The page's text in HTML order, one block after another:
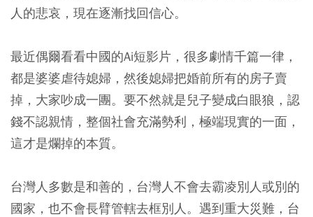
人的悲哀，現在逐漸找回信心。
最近偶爾看看中國的Ai短影片，很多劇情千篇一律，
都是婆婆虐待媳婦，然後媳婦把婚前所有的房子賣
掉，大家吵成一團。要不然就是兒子變成白眼狼，認
錢不認親情，整個社會充滿勢利，極端現實的一面，
這才是爛掉的本質。
台灣人多數是和善的，台灣人不會去霸凌別人或別的
國家，也不會長臂管轄去框別人。遇到重大災難，台